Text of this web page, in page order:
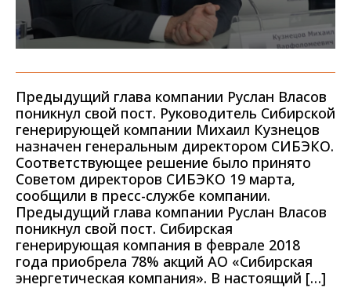
Предыдущий глава компании Руслан Власов
поникнул свой пост. Руководитель Сибирской
генерирующей компании Михаил Кузнецов
назначен генеральным директором СИБЭКО.
Соответствующее решение было принято
Советом директоров СИБЭКО 19 марта,
сообщили в пресс-службе компании.
Предыдущий глава компании Руслан Власов
поникнул свой пост. Сибирская
генерирующая компания в феврале 2018
года приобрела 78% акций АО «Сибирская
энергетическая компания». В настоящий […]